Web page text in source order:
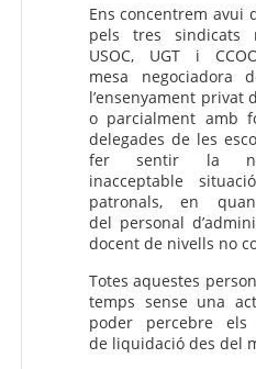
Ens concentrem avui
pels tres sindicats
USOC, UGT i
mesa negociadora
l’ensenyament privat
o parcialment amb
delegades de les
fer sentir la
inacceptable
patronals, en
del personal
docent de nivells no
Totes aquestes
temps sense una
poder percebre els
de liquidació des del